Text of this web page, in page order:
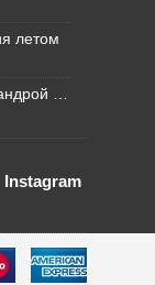
летом
Интервью с Александрой Литвиной
Instagram